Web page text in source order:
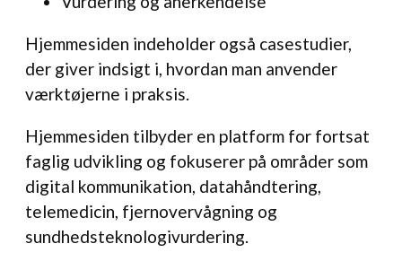
Hjemmesiden indeholder også casestudier,
der giver indsigt i, hvordan man anvender
værktøjerne i praksis.
Hjemmesiden tilbyder en platform for fortsat
faglig udvikling og fokuserer på områder som
digital kommunikation, datahåndtering,
telemedicin, fjernovervågning og
sundhedsteknologivurdering.